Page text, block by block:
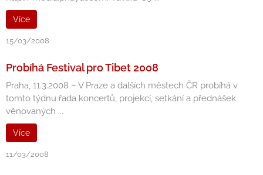
Více
15/03/2008
Probíhá Festival pro Tibet 2008
Praha, 11.3.2008 – V Praze a dalších městech ČR probíhá v
tomto týdnu řada koncertů, projekcí, setkání a přednášek
věnovaných ...
Více
11/03/2008